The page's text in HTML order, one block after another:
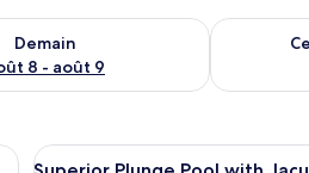
Demain
8 - août 9
pour demain août 8 - août
Vérifier la
un bureau avec un téléphone, une
Afficher
Une
9